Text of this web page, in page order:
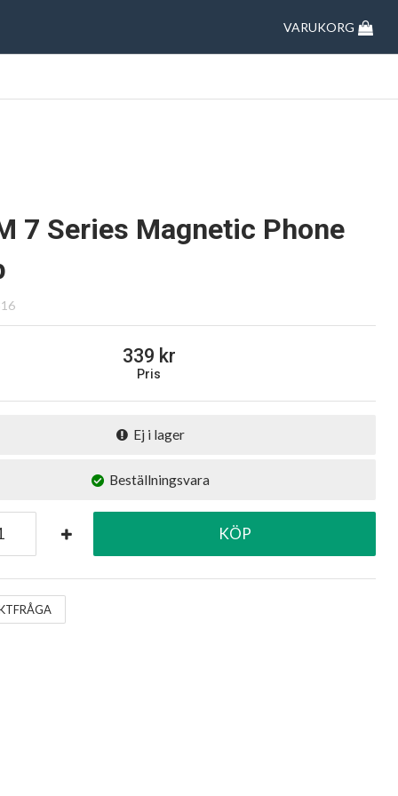
VARUKORG
7 Series Magnetic Phone
Pris
339
Ej i lager
Beställningsvara
KÖP